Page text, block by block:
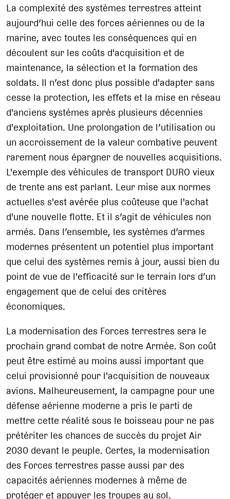
La complexité des systèmes terrestres atteint
aujourd’hui celle des forces aériennes ou de la
marine, avec toutes les conséquences qui en
découlent sur les coûts d'acquisition et de
maintenance, la sélection et la formation des
soldats. Il n’est donc plus possible d'adapter sans
cesse la protection, les effets et la mise en réseau
d'anciens systèmes après plusieurs décennies
d'exploitation. Une prolongation de l’utilisation ou
un accroissement de la valeur combative peuvent
rarement nous épargner de nouvelles acquisitions.
L'exemple des véhicules de transport DURO vieux
de trente ans est parlant. Leur mise aux normes
actuelles s'est avérée plus coûteuse que l'achat
d'une nouvelle flotte. Et il s’agit de véhicules non
armés. Dans l’ensemble, les systèmes d’armes
modernes présentent un potentiel plus important
que celui des systèmes remis à jour, aussi bien du
point de vue de l'efficacité sur le terrain lors d’un
engagement que de celui des critères
économiques.
La modernisation des Forces terrestres sera le
prochain grand combat de notre Armée. Son coût
peut être estimé au moins aussi important que
celui provisionné pour l'acquisition de nouveaux
avions. Malheureusement, la campagne pour une
défense aérienne moderne a pris le parti de
mettre cette réalité sous le boisseau pour ne pas
prétériter les chances de succès du projet Air
2030 devant le peuple. Certes, la modernisation
des Forces terrestres passe aussi par des
capacités aériennes modernes à même de
protéger et appuyer les troupes au sol.